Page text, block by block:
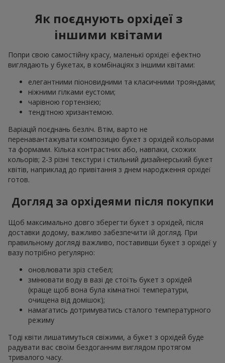
Як поєднують орхідеї з
іншими квітами
Попри свою самостійну красу, маленькі орхідеї ефектно
виглядають у букетах, в комбінаціях з іншими квітами:
елегантними піоновидними та класичними трояндами;
ніжними гілками еустоми;
чарівною гортензією;
тендітною хризантемою.
Варіацій поєднань безліч. Втім, варто не
перенавантажувати композицію букет з орхідей кольорами
та формами. Кілька контрастних або, навпаки, схожих
кольорів; 2-3 різні текстури і стильний дизайнерський букет
квітів, наприклад до привітання з днем народження орхідеї
готов.
Догляд за орхідеями після покупки
Щоб максимально довго зберегти букет з орхідей, після
доставки додому, важливо забезпечити їй догляд. При
правильному догляді важливо, поставивши букет з орхідеї у
вазу потрібно регулярно:
оновлювати зріз стебел;
змінювати воду в вазі де стоїть букет з орхідей
(краще щоб вона була кімнатної температури,
очищена від домішок);
намагатись дотримуватись сталого температурного
режиму
Тоді квіти лишатимуться свіжими, а букет з орхідей буде
радувати вас своїм бездоганним виглядом протягом
тривалого часу.